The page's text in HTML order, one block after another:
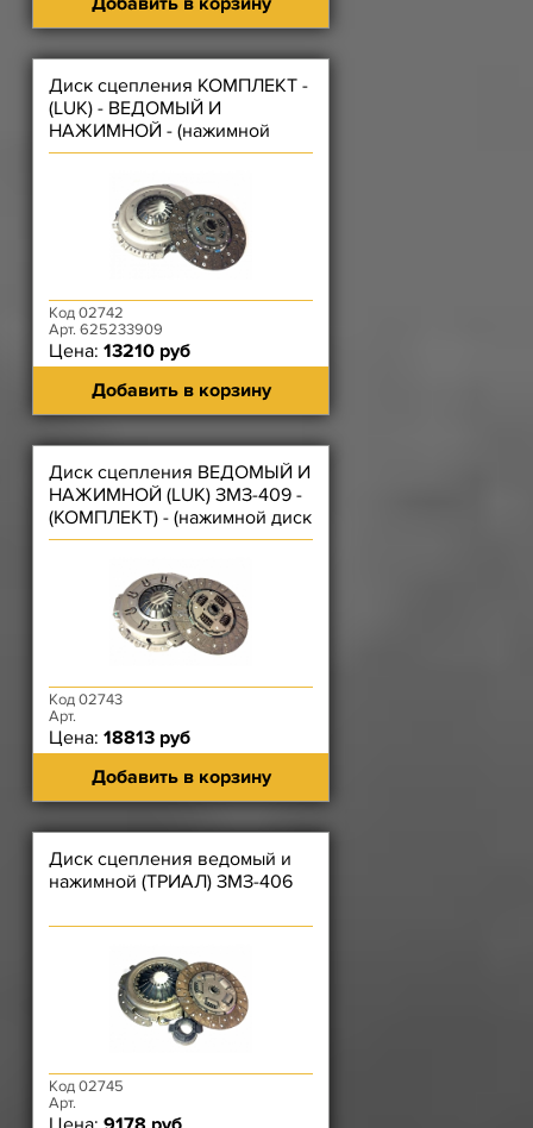
Диск сцепления КОМПЛЕКТ -
(LUK) - ВЕДОМЫЙ И
НАЖИМНОЙ - (нажимной
диск лепестковый)
Код 02742
Арт. 625233909
Цена: 13210 руб
Добавить в корзину
Диск сцепления ВЕДОМЫЙ И
НАЖИМНОЙ (LUK) ЗМЗ-409 -
(КОМПЛЕКТ) - (нажимной диск
лепестковый)
Код 02743
Арт.
Цена: 18813 руб
Добавить в корзину
Диск сцепления ведомый и
нажимной (ТРИАЛ) ЗМЗ-406
Код 02745
Арт.